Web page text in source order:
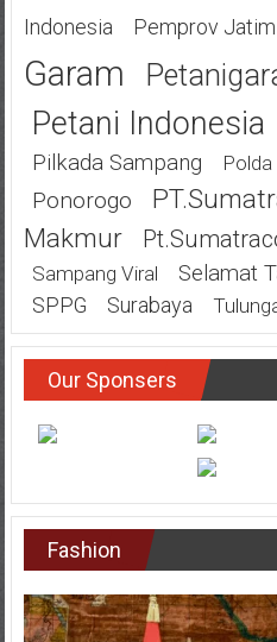
Indonesia
Pemprov Jatim
Garam
Petani Indonesia
Pilkada Sampang
Ponorogo
Makmur
Sampang Viral Selamat
SPPG Surabaya
Our Sponsers
Fashion